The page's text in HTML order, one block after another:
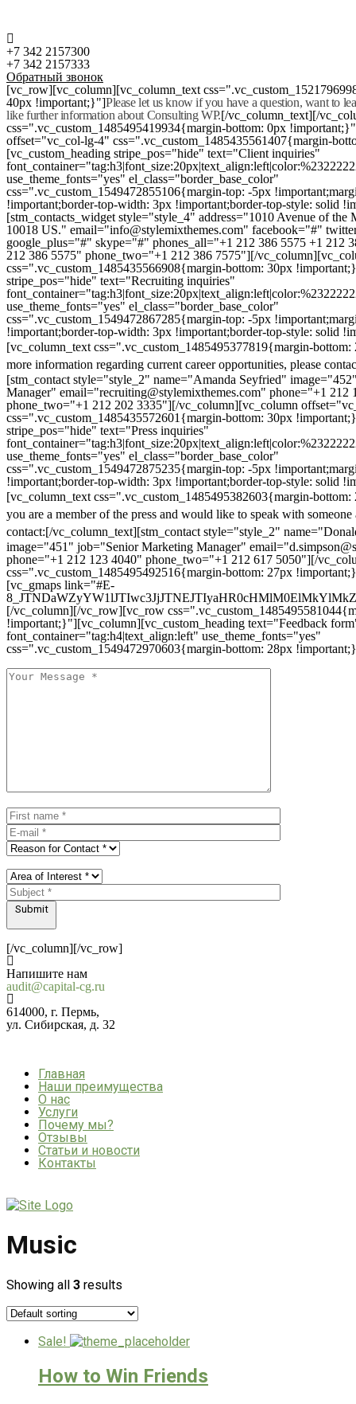
+7 342 2157300
+7 342 2157333
Обратный звонок
[vc_row][vc_column][vc_column_text
40px !important;}"]Please let us know if you have a question, want to
like further information about Consulting WP.[/vc_column_text][/
css=".vc_custom_1485495419934{margin-bottom: 0px
offset="vc_col-lg-4" css=".vc_custom_1485435561407{margin-
[vc_custom_heading stripe_pos="hide" text="Client inquiries"
use_theme_fonts="yes" el_class="border_base_color"
css=".vc_custom_1549472855106{margin-top: -5px
!important;border-top-width: 3px !important;border-top-style: solid
[stm_contacts_widget style="style_4" address="1010 Avenue of
10018 US." email="info@stylemixthemes.com" facebook="#"
google_plus="#" skype="#" phones_all="+1 212 386 5575 +1 212
212 386 5575" phone_two="+1 212 386 7575"][/
css=".vc_custom_1485435566908{margin-bottom: 30px
stripe_pos="hide" text="Recruiting inquiries"
use_theme_fonts="yes" el_class="border_base_color"
css=".vc_custom_1549472867285{margin-top: -5px
!important;border-top-width: 3px !important;border-top-style: solid
[vc_column_text css=".vc_custom_1485495377819{margin-
more information regarding current career opportunities, please
[stm_contact style="style_2" name="Amanda Seyfried"
Manager" email="recruiting@stylemixthemes.com" phone="+1 212
phone_two="+1 212 202 3335"][/vc_column][vc_column
css=".vc_custom_1485435572601{margin-bottom: 30px
stripe_pos="hide" text="Press inquiries"
use_theme_fonts="yes" el_class="border_base_color"
css=".vc_custom_1549472875235{margin-top: -5px
!important;border-top-width: 3px !important;border-top-style: solid
[vc_column_text css=".vc_custom_1485495382603{margin-
you are a member of the press and would like to speak with someone
contact:[/vc_column_text][stm_contact style="style_2"
image="451" job="Senior Marketing Manager"
phone="+1 212 123 4040" phone_two="+1 212 617 5050"][/
css=".vc_custom_1485495492516{margin-bottom: 27px
[vc_gmaps link="#E-
[/vc_column][/vc_row][vc_row
!important;}"][vc_column][vc_custom_heading text="Feedback
font_container="tag:h4|text_align:left" use_theme_fonts="yes"
css=".vc_custom_1549472970603{margin-bottom: 28px
Submit
[/vc_column][/vc_row]
Напишите нам
audit@capital-cg.ru
614000, г. Пермь,
ул. Сибирская, д. 32
Главная
Наши преимущества
О нас
Услуги
Почему мы?
Отзывы
Статьи и новости
Контакты
Music
Showing all 3 results
Sale!
How to Win Friends